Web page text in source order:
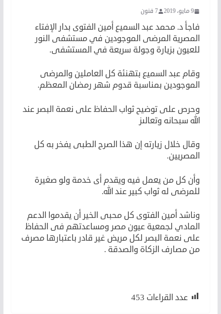
9 مايو، 2019 7 فنون
فاجأ د. محمد عبد السميع أمين الفتوى بدار الإفتاء
المصرية المرضى الموجودين في مستشفى النور
للعيون بزيارة وجولة سريعة في المستشفى.
وقام عبد السميع بتهنئة كل العاملين والمرضى
الموجودين بمناسبة قدوم شهر رمضان المعظم.
وحرص على توضيح ثواب الحفاظ على نعمة البصر عند
الله سبحانه وتعالىز
وقال خلال زيارته إن هذا الصرح الطبى يفخر به كل
المصريين.
وأن كل من يعمل فيه ويقدم أى خدمة ولو صغيرة
للمرضى له ثواب كبير عند الله.
وناشد أمين الفتوى كل محبى الخير أن يقدموا الدعم
المادي لجمعية عيون مصر ومساعدتهم فى الحفاظ
على نعمة البصر لكل مريض غير قادر باعتبارها مصرف
من مصارف الزكاة والصدقة .
عدد القراءات 453